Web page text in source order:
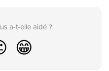
a-t-elle aidé ?
😁